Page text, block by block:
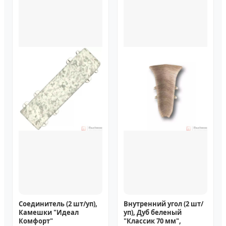
Соединитель (2 шт/уп),
Камешки "Идеал
Комфорт"
Внутренний угол (2 шт/
уп), Дуб беленый
"Классик 70 мм",